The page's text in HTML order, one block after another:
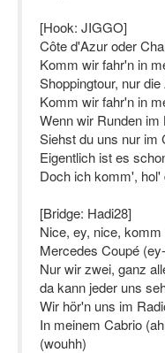
[Hook: JIGGO]
Côte d'Azur oder
Komm wir fahr'n in
Shoppingtour, nur
Komm wir fahr'n in
Wenn wir Runden im
Siehst du uns nur im
Eigentlich ist es
Doch ich komm',
[Bridge: Hadi28]
Nice, ey, nice,
Mercedes Coupé
Nur wir zwei, ganz
da kann jeder uns
Wir hör'n uns im
In meinem Cabrio
(wouhh)